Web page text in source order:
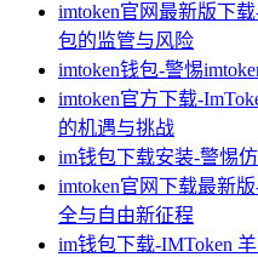
imtoken官网最新版下
包的监管与风险
imtoken钱包-警惕
imtoken官方下载-
的机遇与挑战
im钱包下载安装-警惕
imtoken官网下载最新
全与自由新征程
im钱包下载-IMToken